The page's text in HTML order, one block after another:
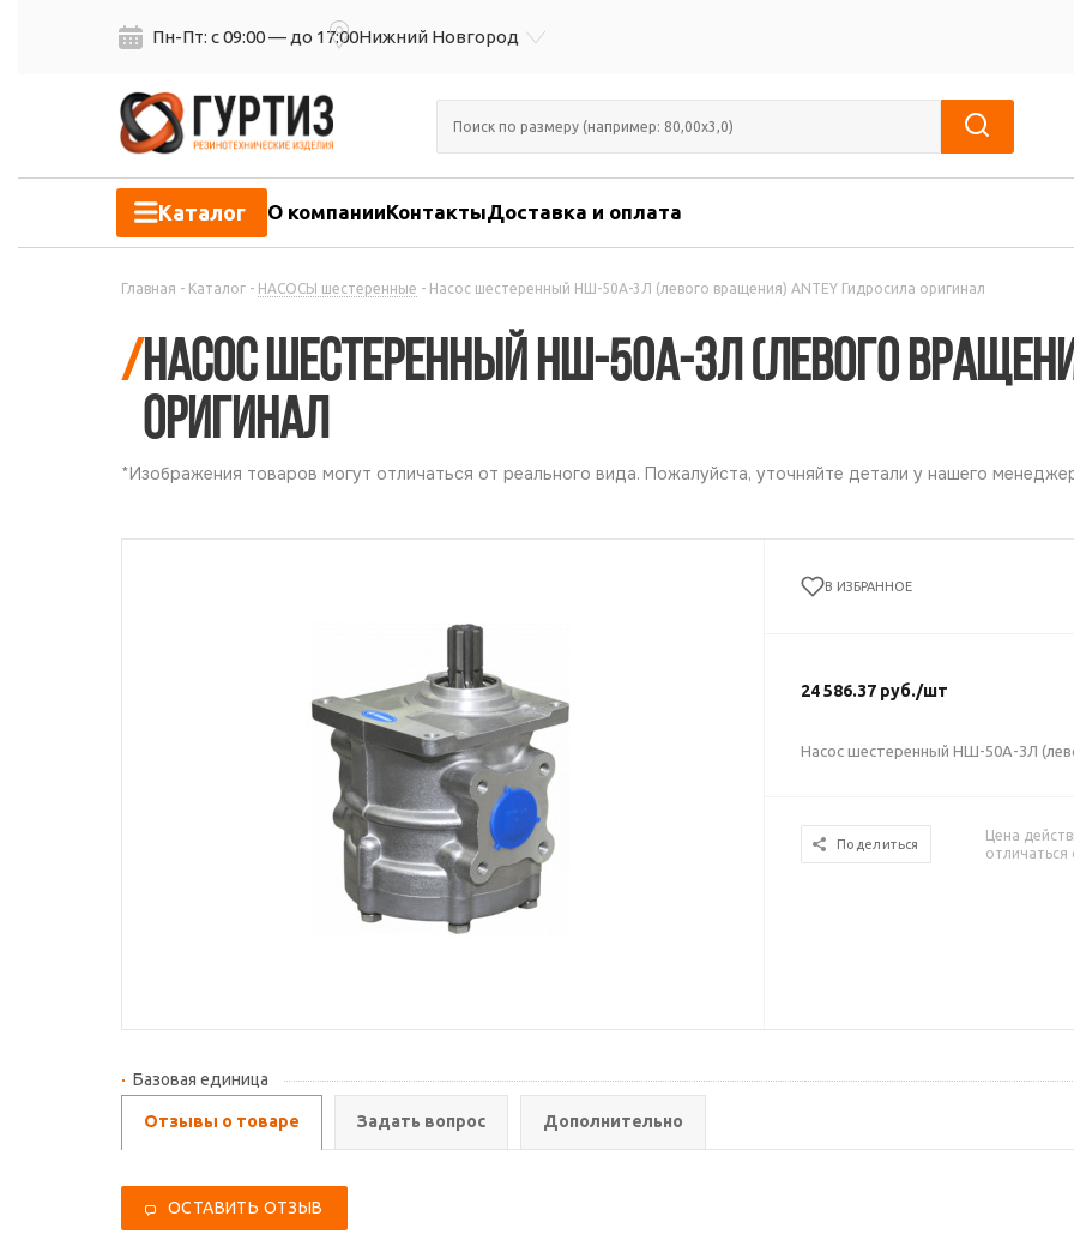
Пн-Пт: с 09:00 — до 17:00Нижний Новгород
Каталог О компанииКонтактыДоставка и оплата
Главная - Каталог - НАСОСЫ шестеренные - Насос шестеренный НШ-50А-3Л (левого вращения) ANTEY Гидросила оригинал
/Насос шестеренный НШ-50А-3Л (левого
оригинал
*Изображения товаров могут отличаться от реального вида. Пожалуйста, уточняйте детали у нашего
В ИЗБРАННОЕ
24 586.37руб./шт
Насос шестеренный НШ-50А-3Л
Поделиться
Цена
отличаться
Базовая единица
Отзывы о товаре Задать вопрос Дополнительно
ОСТАВИТЬ ОТЗЫВ